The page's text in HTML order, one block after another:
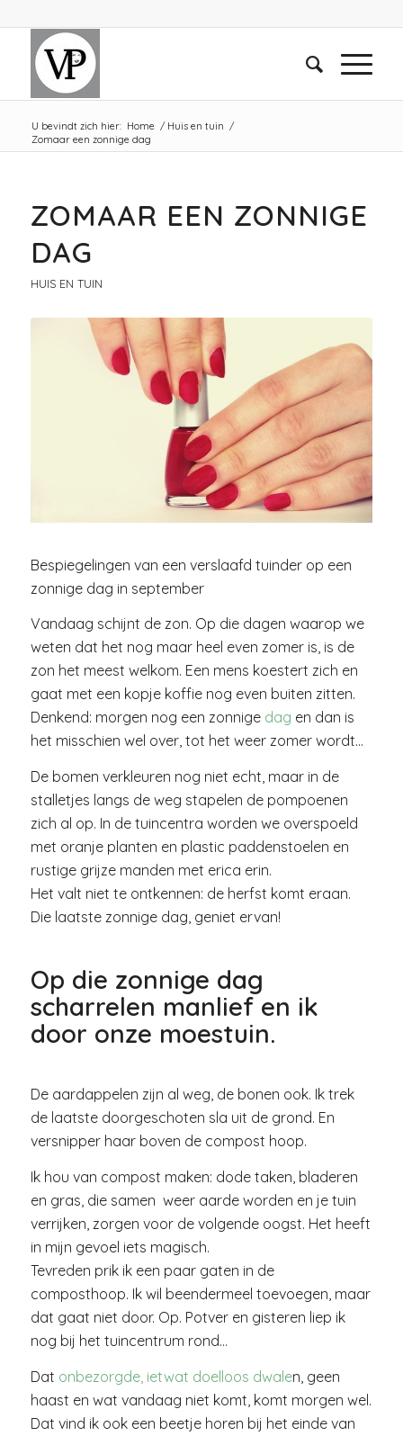
U bevindt zich hier: Home / Huis en tuin /
Zomaar een zonnige dag
ZOMAAR EEN ZONNIGE
DAG
HUIS EN TUIN
Bespiegelingen van een verslaafd tuinder op een
zonnige dag in september
Vandaag schijnt de zon. Op die dagen waarop we
weten dat het nog maar heel even zomer is, is de
zon het meest welkom. Een mens koestert zich en
gaat met een kopje koffie nog even buiten zitten.
Denkend: morgen nog een zonnige dag en dan is
het misschien wel over, tot het weer zomer wordt…
De bomen verkleuren nog niet echt, maar in de
stalletjes langs de weg stapelen de pompoenen
zich al op. In de tuincentra worden we overspoeld
met oranje planten en plastic paddenstoelen en
rustige grijze manden met erica erin.
Het valt niet te ontkennen: de herfst komt eraan.
Die laatste zonnige dag, geniet ervan!
Op die zonnige dag
scharrelen manlief en ik
door onze moestuin.
De aardappelen zijn al weg, de bonen ook. Ik trek
de laatste doorgeschoten sla uit de grond. En
versnipper haar boven de compost hoop.
Ik hou van compost maken: dode taken, bladeren
en gras, die samen weer aarde worden en je tuin
verrijken, zorgen voor de volgende oogst. Het heeft
in mijn gevoel iets magisch.
Tevreden prik ik een paar gaten in de
composthoop. Ik wil beendermeel toevoegen, maar
dat gaat niet door. Op. Potver en gisteren liep ik
nog bij het tuincentrum rond…
Dat onbezorgde, ietwat doelloos dwalen, geen
haast en wat vandaag niet komt, komt morgen wel.
Dat vind ik ook een beetje horen bij het einde van